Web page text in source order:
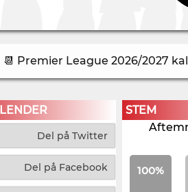
📆 Premier League 2026/2027
Del på Twitter
Del på Facebook
STEM
100%